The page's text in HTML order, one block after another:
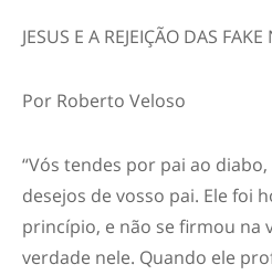
JESUS E A REJEIÇÃO DAS FAKE
Por Roberto Veloso
“Vós tendes por pai ao
desejos de vosso pai. Ele foi
princípio, e não se firmou na
verdade nele. Quando ele